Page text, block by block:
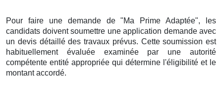
Pour faire une demande de "Ma Prime Adaptée", les
candidats doivent soumettre une application demande avec
un devis détaillé des travaux prévus. Cette soumission est
habituellement évaluée examinée par une autorité
compétente entité appropriée qui détermine l'éligibilité et le
montant accordé.